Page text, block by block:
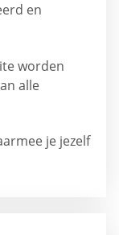
en
worden
alle
je jezelf